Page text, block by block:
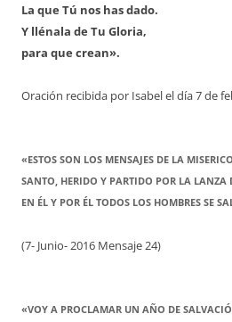
La que Tú nos has dado.
Y llénala de Tu Gloria,
para que crean».
Oración recibida por Isabel el día 7 de
«ESTOS SON LOS MENSAJES DE LA
SANTO, HERIDO Y PARTIDO POR LA LANZA
EN ÉL Y POR ÉL TODOS LOS HOMBRES SE
(7- Junio- 2016 Mensaje 24)
«VOY A PROCLAMAR UN AÑO DE